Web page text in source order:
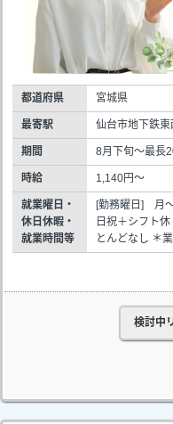
都道府県 宮城県
最寄駅 仙台市地下鉄
期間 8月下旬～最長
時給 1,140円～
就業曜日・
休日休暇・
就業時間等
[勤務曜日] 月
日祝＋シフト
とんどなし ＊
検討中